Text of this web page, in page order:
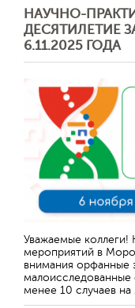
НАУЧНО-
ДЕСЯТИЛЕТИЕ
6.11.2025 ГОДА
Уважаемые коллеги!
мероприятий в
внимания орфанные
менее 10 случаев